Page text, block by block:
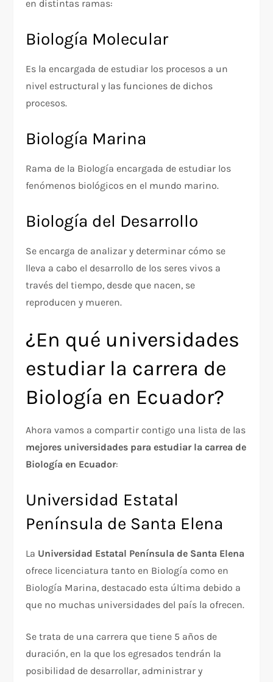
en distintas ramas:
Biología Molecular
Es la encargada de estudiar los procesos a un
nivel estructural y las funciones de dichos
procesos.
Biología Marina
Rama de la Biología encargada de estudiar los
fenómenos biológicos en el mundo marino.
Biología del Desarrollo
Se encarga de analizar y determinar cómo se
lleva a cabo el desarrollo de los seres vivos a
través del tiempo, desde que nacen, se
reproducen y mueren.
¿En qué universidades
estudiar la carrera de
Biología en Ecuador?
Ahora vamos a compartir contigo una lista de las
mejores universidades para estudiar la carrea de
Biología en Ecuador:
Universidad Estatal
Península de Santa Elena
La Universidad Estatal Península de Santa Elena
ofrece licenciatura tanto en Biología como en
Biología Marina, destacado esta última debido a
que no muchas universidades del país la ofrecen.
Se trata de una carrera que tiene 5 años de
duración, en la que los egresados tendrán la
posibilidad de desarrollar, administrar y